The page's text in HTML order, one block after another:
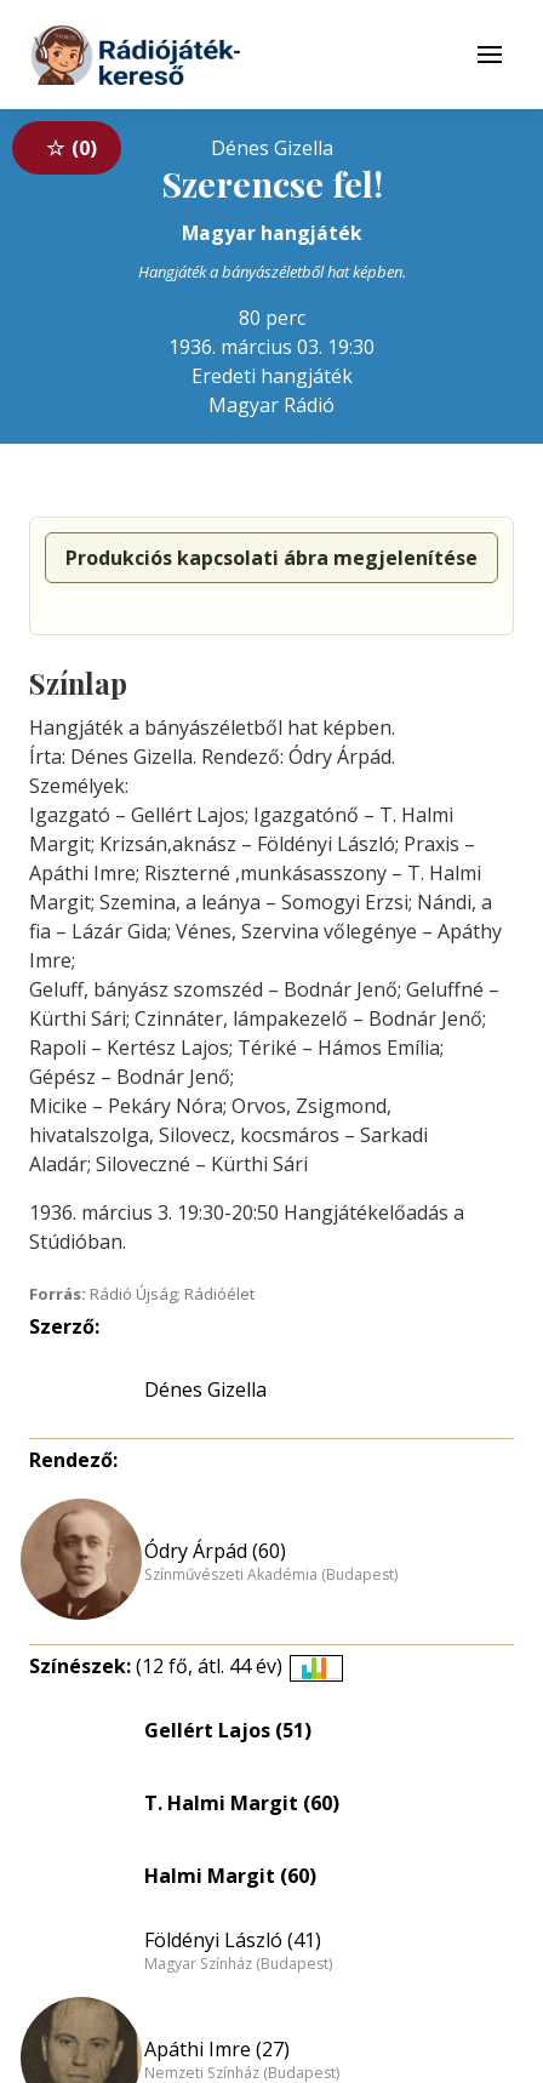
Tovább a tartalomhoz
Menü
0 Dénes Gizella
Szerencse fel!
Magyar hangjáték
Hangjáték a bányászéletből hat képben.
80 perc
1936. március 03. 19:30
Eredeti hangjáték
Magyar Rádió
Produkciós kapcsolati ábra megjelenítése
Színlap
Hangjáték a bányászéletből hat képben.
Írta: Dénes Gizella. Rendező: Ódry Árpád.
Személyek:
Igazgató – Gellért Lajos; Igazgatónő – T. Halmi
Margit; Krizsán,aknász – Földényi László; Praxis –
Apáthi Imre; Riszterné ,munkásasszony – T. Halmi
Margit; Szemina, a leánya – Somogyi Erzsi; Nándi, a
fia – Lázár Gida; Vénes, Szervina vőlegénye – Apáthy
Imre;
Geluff, bányász szomszéd – Bodnár Jenő; Geluffné –
Kürthi Sári; Czinnáter, lámpakezelő – Bodnár Jenő;
Rapoli – Kertész Lajos; Tériké – Hámos Emília;
Gépész – Bodnár Jenő;
Micike – Pekáry Nóra; Orvos, Zsigmond,
hivatalszolga, Silovecz, kocsmáros – Sarkadi
Aladár; Siloveczné – Kürthi Sári
1936. március 3. 19:30-20:50 Hangjátékelőadás a
Stúdióban.
Forrás: Rádió Újság; Rádióélet
Szerző:
Dénes Gizella
Rendező:
Ódry Árpád (60)
Színművészeti Akadémia (Budapest)
Színészek:(12 fő, átl. 44 év)
Gellért Lajos (51)
T. Halmi Margit (60)
Halmi Margit (60)
Földényi László (41)
Magyar Színház (Budapest)
Apáthi Imre (27)
Nemzeti Színház (Budapest)